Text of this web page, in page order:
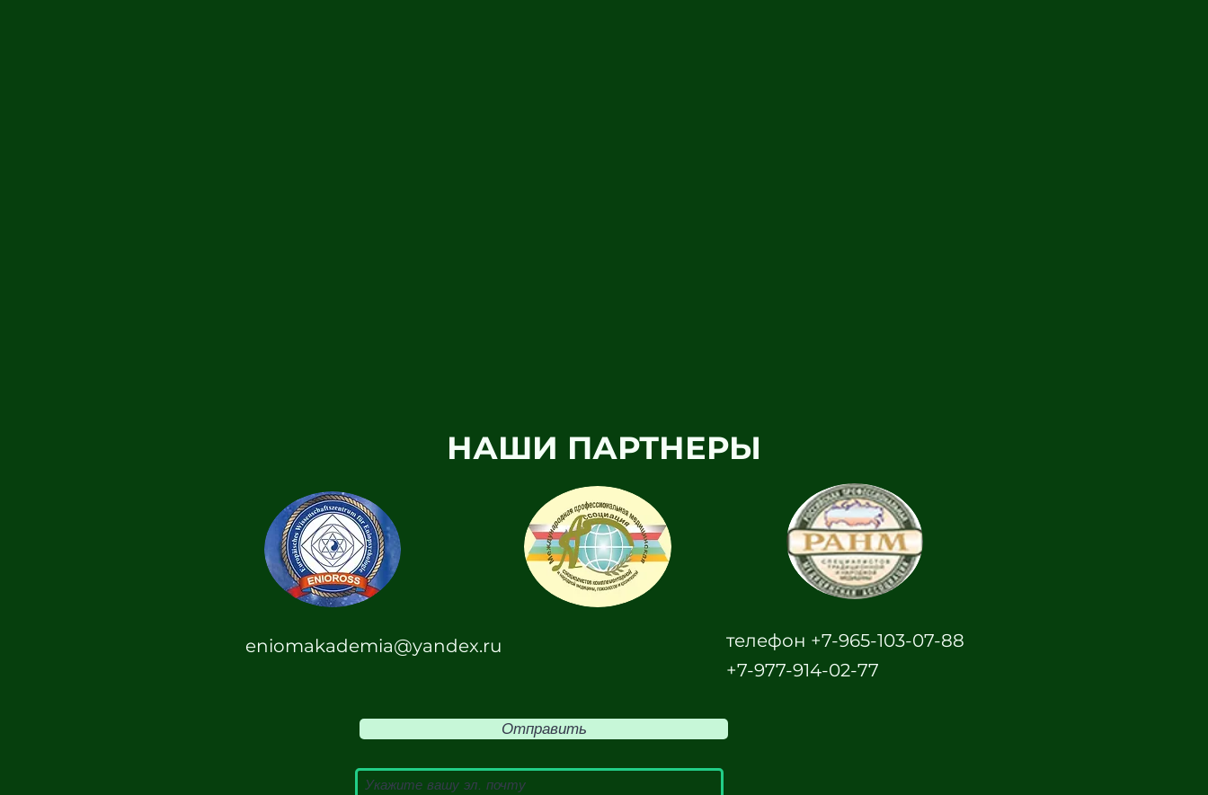
НАШИ ПАРТНЕРЫ
eniomakademia@yandex.ru
телефон +7-965-103-07-88
+7-977-914-02-77
Отправить